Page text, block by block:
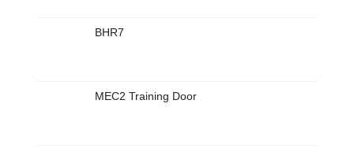
BHR7
MEC2 Training Door